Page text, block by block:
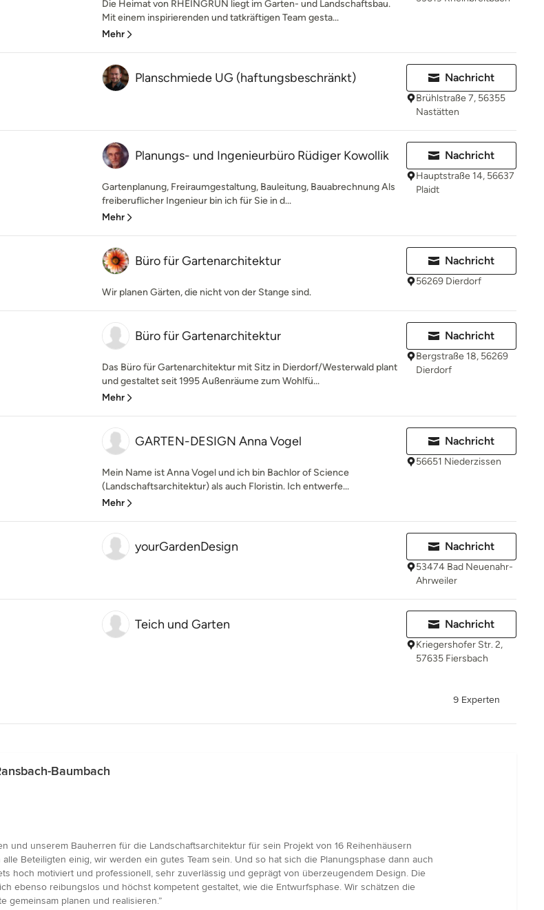
Die Heimat von RHEINGRÜN liegt im Garten- und Landschaftsbau.
Mit einem inspirierenden und tatkräftigen Team gesta...
Mehr
Planschmiede UG (haftungsbeschränkt) Nachricht
Brühlstraße 7, 56355
Nastätten
Planungs- und Ingenieurbüro Rüdiger Kowollik
Gartenplanung, Freiraumgestaltung, Bauleitung, Bauabrechnung Als
freiberuflicher Ingenieur bin ich für Sie in d...
Mehr
Nachricht
Hauptstraße 14, 56637
Plaidt
Büro für Gartenarchitektur
Wir planen Gärten, die nicht von der Stange sind.
Nachricht
56269 Dierdorf
Büro für Gartenarchitektur
Das Büro für Gartenarchitektur mit Sitz in Dierdorf/Westerwald plant
und gestaltet seit 1995 Außenräume zum Wohlfü...
Mehr
Nachricht
Bergstraße 18, 56269
Dierdorf
GARTEN-DESIGN Anna Vogel
Mein Name ist Anna Vogel und ich bin Bachlor of Science
(Landschaftsarchitektur) als auch Floristin. Ich entwerfe...
Mehr
Nachricht
56651 Niederzissen
yourGardenDesign Nachricht
53474 Bad Neuenahr-
Ahrweiler
Teich und Garten Nachricht
Kriegershofer Str. 2,
57635 Fiersbach
9 Experten
Baumbach
und unserem Bauherren für die Landschaftsarchitektur für sein Projekt von 16 Reihenhäusern
Beteiligten einig, wir werden ein gutes Team sein. Und so hat sich die Planungsphase dann auch
hoch motiviert und professionell, sehr zuverlässig und geprägt von überzeugendem Design. Die
ebenso reibungslos und höchst kompetent gestaltet, wie die Entwurfsphase. Wir schätzen die
gemeinsam planen und realisieren.”